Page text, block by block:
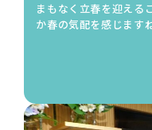
まもなく立春を迎える
か春の気配を感じま